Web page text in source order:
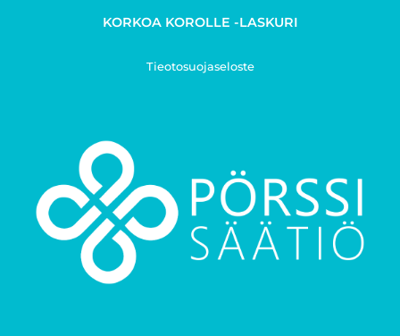
KORKOA KOROLLE -LASKURI
Tieotosuojaseloste